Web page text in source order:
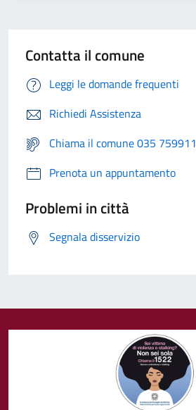
Contatta il comune
Leggi le domande frequenti
Richiedi Assistenza
Chiama il comune 035 759911
Prenota un appuntamento
Problemi in città
Segnala disservizio